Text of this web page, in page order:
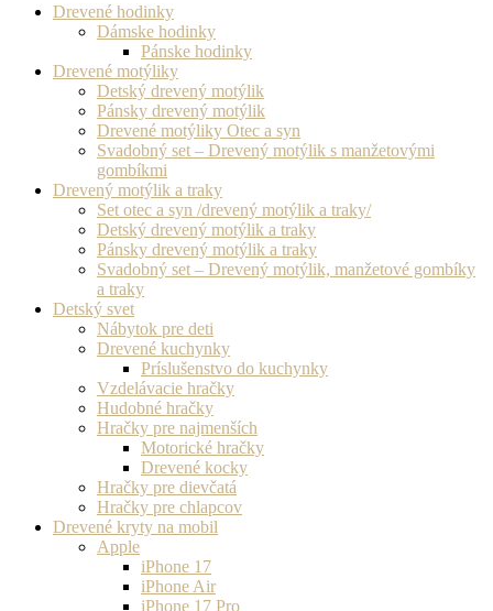
Drevené hodinky
Dámske hodinky
Pánske hodinky
Drevené motýliky
Detský drevený motýlik
Pánsky drevený motýlik
Drevené motýliky Otec a syn
Svadobný set – Drevený motýlik s manžetovými
gombíkmi
Drevený motýlik a traky
Set otec a syn /drevený motýlik a traky/
Detský drevený motýlik a traky
Pánsky drevený motýlik a traky
Svadobný set – Drevený motýlik, manžetové gombíky
a traky
Detský svet
Nábytok pre deti
Drevené kuchynky
Príslušenstvo do kuchynky
Vzdelávacie hračky
Hudobné hračky
Hračky pre najmenších
Motorické hračky
Drevené kocky
Hračky pre dievčatá
Hračky pre chlapcov
Drevené kryty na mobil
Apple
iPhone 17
iPhone Air
iPhone 17 Pro